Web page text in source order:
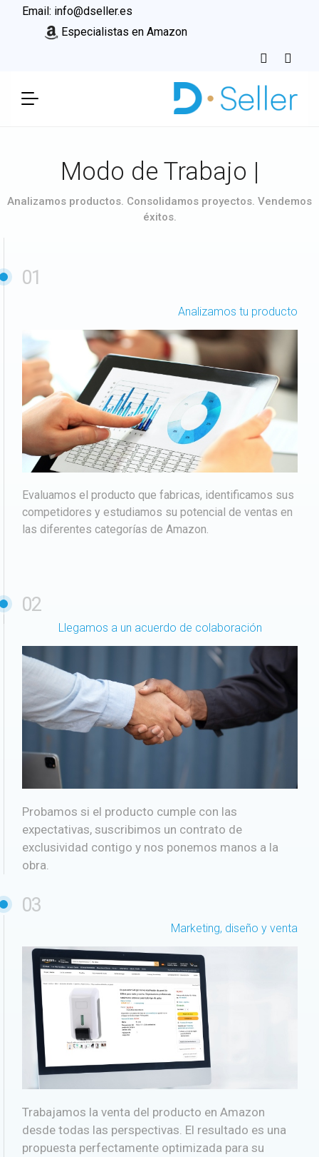
Email: info@dseller.es
Especialistas en Amazon
Modo de Trabajo |
Analizamos productos. Consolidamos proyectos. Vendemos
éxitos.
Analizamos tu producto
Evaluamos el producto que fabricas, identificamos sus
competidores y estudiamos su potencial de ventas en
las diferentes categorías de Amazon.
01
Llegamos a un acuerdo de colaboración
Probamos si el producto cumple con las
expectativas, suscribimos un contrato de
exclusividad contigo y nos ponemos manos a la
obra.
02
Marketing, diseño y venta
Trabajamos la venta del producto en Amazon
desde todas las perspectivas. El resultado es una
propuesta perfectamente optimizada para su
03